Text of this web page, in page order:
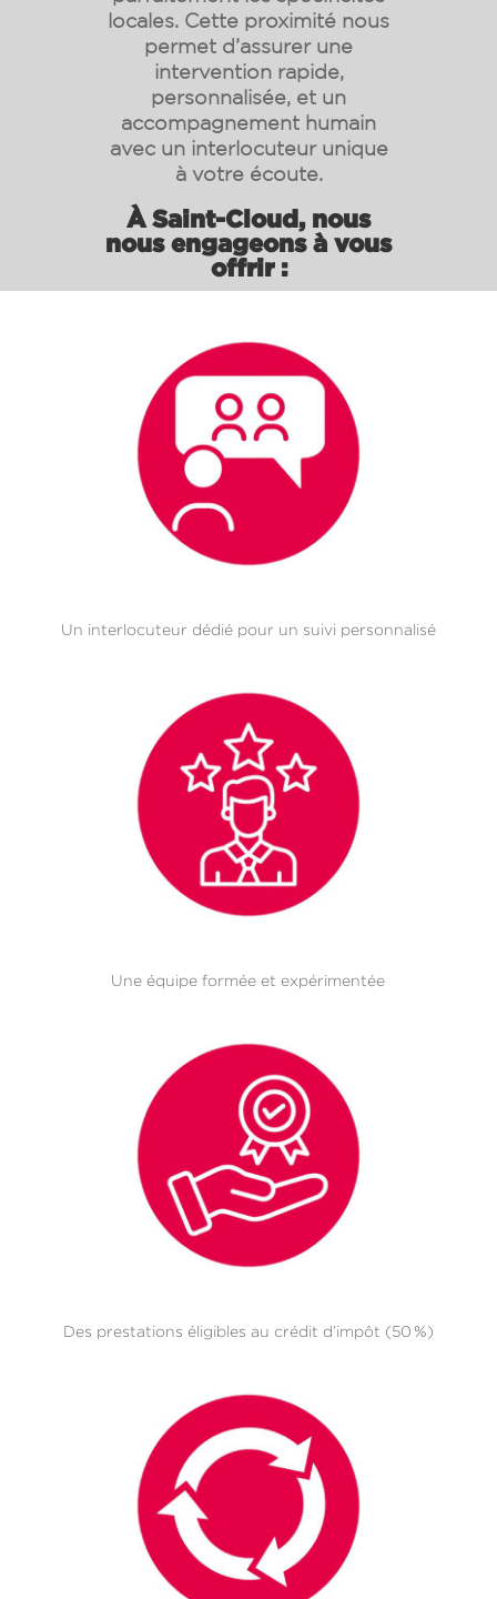
locales. Cette proximité nous
permet d’assurer une
intervention rapide,
personnalisée, et un
accompagnement humain
avec un interlocuteur unique
à votre écoute.
À Saint-Cloud, nous
nous engageons à vous
offrir :
Un interlocuteur dédié pour un suivi personnalisé
Une équipe formée et expérimentée
Des prestations éligibles au crédit d’impôt (50 %)